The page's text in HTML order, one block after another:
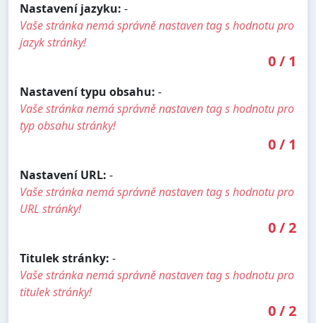
Nastavení jazyku: -
Vaše stránka nemá správně nastaven tag s hodnotu pro
jazyk stránky!
0/ 1
Nastavení typu obsahu: -
Vaše stránka nemá správně nastaven tag s hodnotu pro
typ obsahu stránky!
0/ 1
Nastavení URL: -
Vaše stránka nemá správně nastaven tag s hodnotu pro
URL stránky!
0/2
Titulek stránky: -
Vaše stránka nemá správně nastaven tag s hodnotu pro
titulek stránky!
0/2